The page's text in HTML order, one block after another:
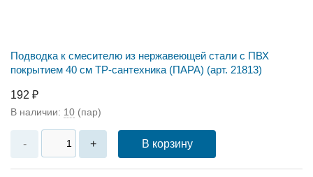
Подводка к смесителю из нержавеющей стали с ПВХ
покрытием 40 см ТР-сантехника (ПАРА) (арт. 21813)
192 ₽
В наличии: 10 (пар)
- + В корзину